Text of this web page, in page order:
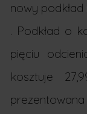
nowy
. Podkład o
pięciu
kosztuje
prezentowana